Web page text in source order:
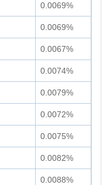
0.0069%
0.0069%
0.0067%
0.0074%
0.0079%
0.0072%
0.0075%
0.0082%
0.0088%